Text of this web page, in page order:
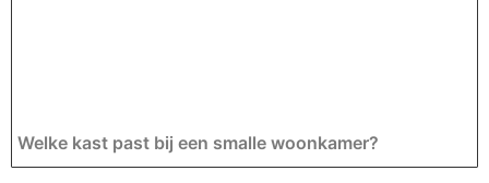
Welke kast past bij een smalle woonkamer?